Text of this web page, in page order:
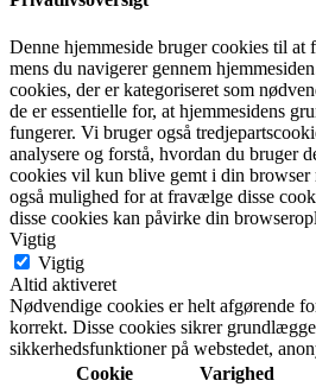
Denne hjemmeside bruger cookies til at
mens du navigerer gennem
cookies, der er kategoriseret som
de er essentielle for, at hjemmesidens
fungerer. Vi bruger også
analysere og forstå, hvordan du bruger
cookies vil kun blive gemt i din browser
også mulighed for at fravælge disse
disse cookies kan påvirke din
Vigtig
Vigtig
Altid aktiveret
Nødvendige cookies er helt afgørende
korrekt. Disse cookies sikrer
sikkerhedsfunktioner på webstedet,
Cookie
Varighed